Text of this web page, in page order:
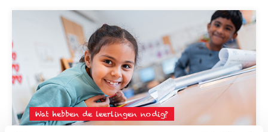
Wat hebben de leerlingen nodig?